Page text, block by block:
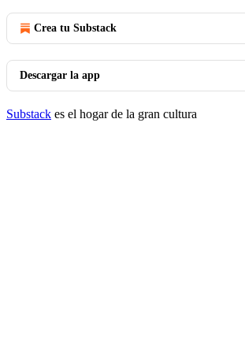
Crea tu Substack
Descargar la app
Substack es el hogar de la gran cultura